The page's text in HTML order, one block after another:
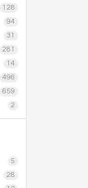
128
94
31
281
14
496
659
2
5
28